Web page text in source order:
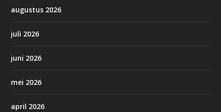
augustus 2026
juli 2026
juni 2026
mei 2026
april 2026